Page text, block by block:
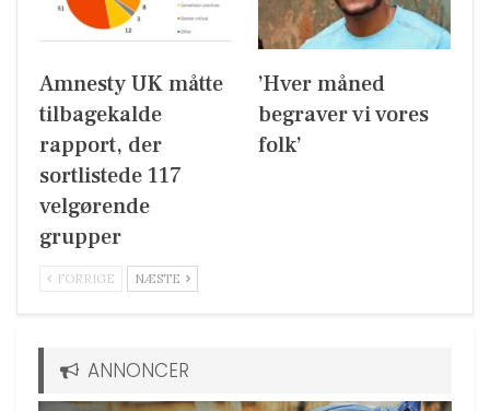
Amnesty UK måtte
tilbagekalde
rapport, der
sortlistede 117
velgørende
grupper
’Hver måned
begraver vi vores
folk’
FORRIGE NÆSTE
ANNONCER